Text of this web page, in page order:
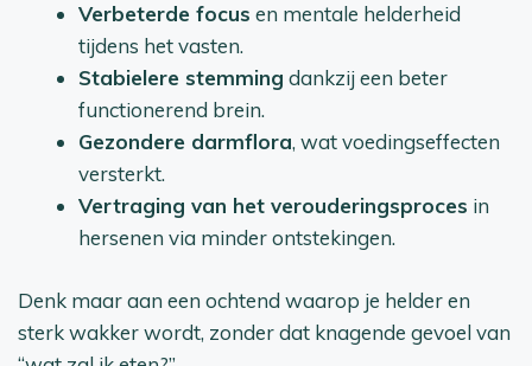
Verbeterde focus en mentale helderheid
tijdens het vasten.
Stabielere stemming dankzij een beter
functionerend brein.
Gezondere darmflora, wat voedingseffecten
versterkt.
Vertraging van het verouderingsproces in
hersenen via minder ontstekingen.
Denk maar aan een ochtend waarop je helder en
sterk wakker wordt, zonder dat knagende gevoel van